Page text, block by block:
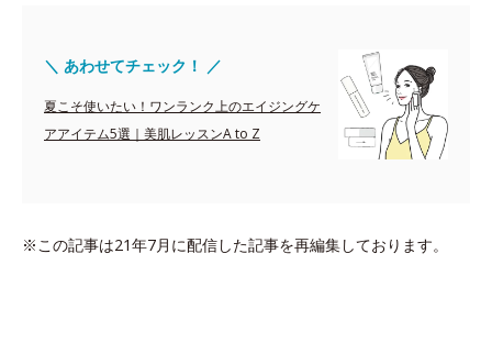
＼ あわせてチェック！ ／
夏こそ使いたい！ワンランク上のエイジングケ
アアイテム5選｜美肌レッスンA to Z
※この記事は21年7月に配信した記事を再編集しております。